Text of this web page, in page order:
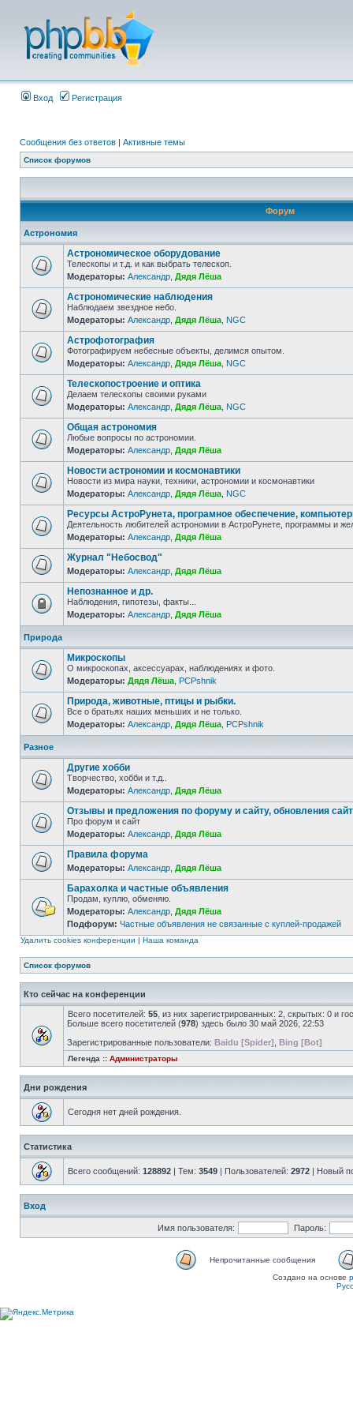
Вход Регистрация
Сообщения без ответов | Активные темы
Список форумов
Форум
Астрономия
Астрономическое оборудование
Телескопы и т.д. и как выбрать телескоп.
Модераторы: Александр Дядя Лёша
Астрономические наблюдения
Наблюдаем звездное небо.
Модераторы: Александр Дядя Лёша NGC
Астрофотография
Фотографируем небесные объекты, делимся опытом.
Модераторы: Александр Дядя Лёша NGC
Телескопостроение и оптика
Делаем телескопы своими руками
Модераторы: Александр Дядя Лёша NGC
Общая астрономия
Любые вопросы по астрономии.
Модераторы: Александр Дядя Лёша
Новости астрономии и космонавтики
Новости из мира науки, техники, астрономии и космонавтики
Модераторы: Александр Дядя Лёша NGC
Ресурсы АстроРунета, програмное обеспечение,
Деятельность любителей астрономии в АстроРунете, программы и
Модераторы: Александр Дядя Лёша
Журнал "Небосвод"
Модераторы: Александр Дядя Лёша
Непознанное и др.
Наблюдения, гипотезы, факты...
Модераторы: Александр Дядя Лёша
Природа
Микроскопы
О микроскопах, аксессуарах, наблюдениях и фото.
Модераторы: Дядя Лёша PCPshnik
Природа, животные, птицы и рыбки.
Все о братьях наших меньших и не только.
Модераторы: Александр Дядя Лёша PCPshnik
Разное
Другие хобби
Творчество, хобби и т.д..
Модераторы: Александр Дядя Лёша
Отзывы и предложения по форуму и сайту, обновления
Про форум и сайт
Модераторы: Александр Дядя Лёша
Правила форума
Модераторы: Александр Дядя Лёша
Барахолка и частные объявления
Продам, куплю, обменяю.
Модераторы: Александр Дядя Лёша
Подфорум: Частные объявления не связанные с куплей-продажей
Удалить cookies конференции | Наша команда
Список форумов
Кто сейчас на конференции
Всего посетителей: 55 , из них зарегистрированных: 2, скрытых: 0 и
Больше всего посетителей (978) здесь было 30 май 2026, 22:53
Зарегистрированные пользователи: Baidu [Spider] Bing [Bot]
Легенда :: Администраторы
Дни рождения
Сегодня нет дней рождения.
Статистика
Всего сообщений: 128892 | Тем: 3549 | Пользователей: 2972 | Новый
Вход
Имя пользователя: Пароль:
Непрочитанные сообщения
Создано на основе